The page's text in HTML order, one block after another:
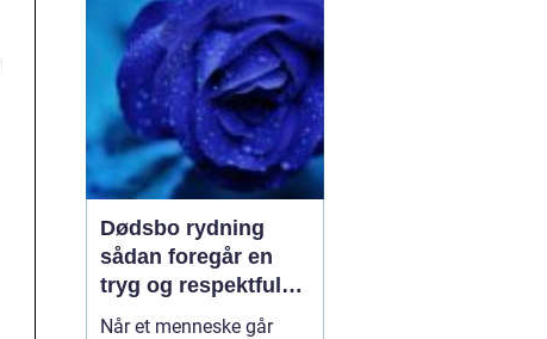
alkoholmisbrug, hvor
alkoholen ikke læ...
Dødsbo rydning
sådan foregår en
tryg og respektfuld
proces
Når et menneske går